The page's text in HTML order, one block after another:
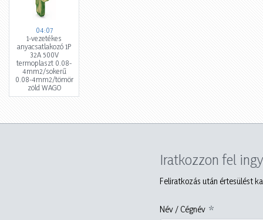
04:07
1-vezetékes
anyacsatlakozó 1P
32A 500V
termoplaszt 0.08-
4mm2/sokerű
0.08-4mm2/tömör
zöld WAGO
Iratkozzon fel
Feliratkozás után értesülést
Név / Cégnév